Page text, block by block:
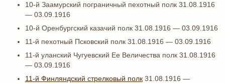
10-й Заамурский пограничный пехотный полк 31.08.1916
— 03.09.1916
10-й Оренбургский казачий полк 31.08.1916 — 03.09.1916
11-й пехотный Псковский полк 31.08.1916 — 03.09.1916
11-й уланский Чугуевский Ее Величества полк 31.08.1916
— 03.09.1916
11-й Финляндский стрелковый полк 31.08.1916 —